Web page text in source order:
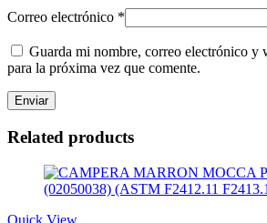
Correo electrónico *
Guarda mi nombre, correo electrónico y
para la próxima vez que comente.
Related products
Quick View